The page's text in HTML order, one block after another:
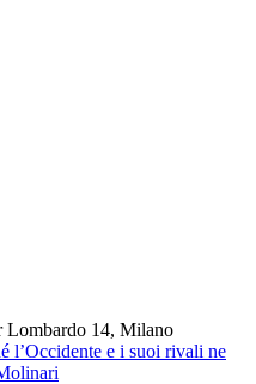
Lombardo 14, Milano
l’Occidente e i suoi rivali ne